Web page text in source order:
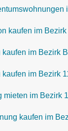
kaufen im
im Bezirk
im Bezirk
mieten im Bezirk
kaufen im